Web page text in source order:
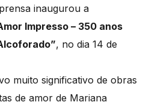
inaugurou a
Impresso – 350 anos
, no dia 14 de
muito significativo de obras
de amor de Mariana